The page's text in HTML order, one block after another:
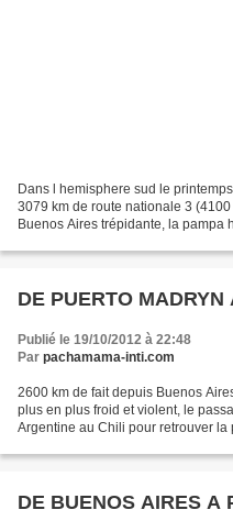
Dans l hemisphere sud le
3079 km de route nationale 3
Buenos Aires trépidante, la pampa
DE PUERTO
Publié le 19/10/2012 à 22:48
Par pachamama-inti.com
2600 km de fait depuis Buenos
plus en plus froid et violent, le
Argentine au Chili pour retrouver
DE BUENOS AIRES A